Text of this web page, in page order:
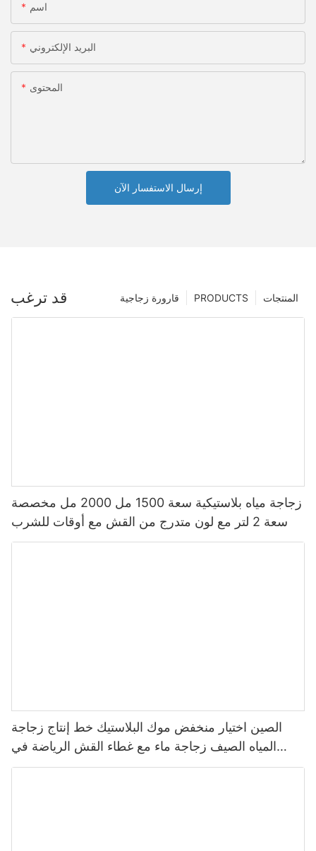
اسم
البريد الإلكتروني
المحتوى
إرسال الاستفسار الآن
قد ترغب المنتجات PRODUCTS قارورة زجاجية
زجاجة مياه بلاستيكية سعة 1500 مل 2000 مل مخصصة
سعة 2 لتر مع لون متدرج من القش مع أوقات للشرب
الصين اختيار منخفض موك البلاستيك خط إنتاج زجاجة
المياه الصيف زجاجة ماء مع غطاء القش الرياضة في
الهواء الطلق زجاجة ماء بلاستيكية 2022